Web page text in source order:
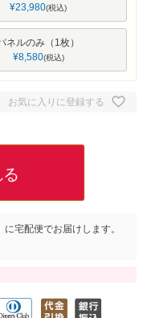
¥23,980 税込
ネルのみ（1枚）
¥8,580 税込
お気に入りに登録する
に宅配便でお届けします。